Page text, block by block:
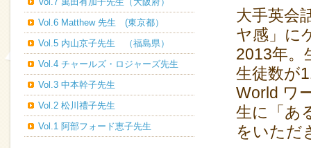
Vol.6 Matthew 先生 (東京都）
Vol.5 内山京子先生 （福島県）
Vol.4 チャールズ・ロジャーズ先生
Vol.3 中本幹子先生
Vol.2 松川禮子先生
Vol.1 阿部フォード恵子先生
大手英会
ヤ感」に
2013年。
生徒数が
World ワ
生に「あ
をいただ